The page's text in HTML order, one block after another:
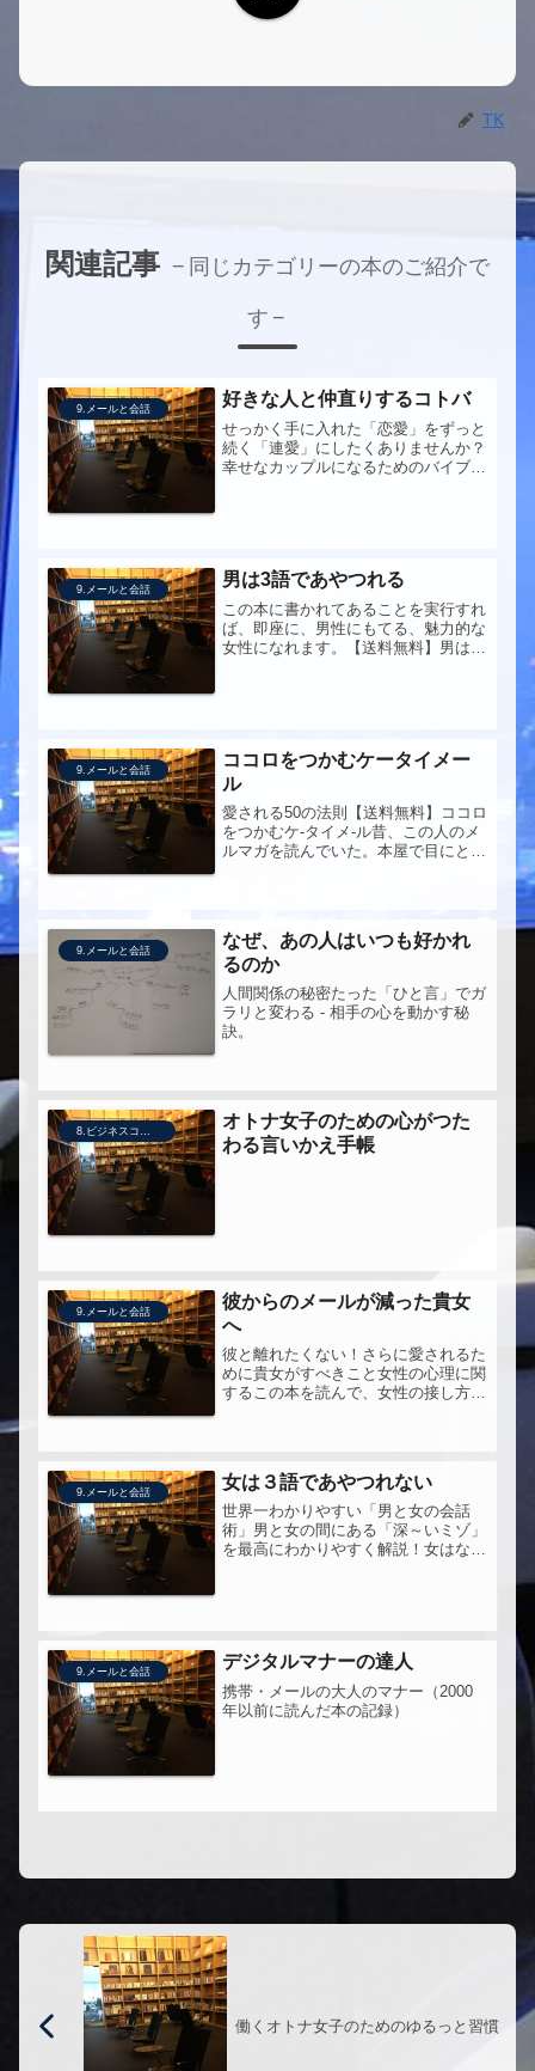
TK
関連記事
同じカテゴリーの本のご紹介で
す
9.メールと会話 好きな人と仲直りするコトバ
せっかく手に入れた「恋愛」をずっと
続く「連愛」にしたくありませんか？
幸せなカップルになるためのバイブ
9.メールと会話 男は3語であやつれる
この本に書かれてあることを実行すれ
ば、即座に、男性にもてる、魅力的な
女性になれます。【送料無料】男は3
9.メールと会話
ココロをつかむケータイメー
ル
愛される50の法則【送料無料】ココロ
をつかむケ-タイメ-ル昔、この人のメ
ルマガを読んでいた。本屋で目にとま
9.メールと会話
なぜ、あの人はいつも好かれ
るのか
人間関係の秘密たった「ひと言」でガ
ラリと変わる - 相手の心を動かす秘
訣。
オトナ女子のための心がつた
わる言いかえ手帳
9.メールと会話
彼からのメールが減った貴女
へ
彼と離れたくない！さらに愛されるた
めに貴女がすべきこと女性の心理に関
するこの本を読んで、女性の接し方は
ある。それは、「彼女や妻は、三歳の
女...
9.メールと会話 女は３語であやつれない
世界一わかりやすい「男と女の会話
術」男と女の間にある「深～いミゾ」
を最高にわかりやすく解説！女はな
9.メールと会話 デジタルマナーの達人
携帯・メールの大人のマナー（2000
年以前に読んだ本の記録）
働くオトナ女子のためのゆるっと習慣